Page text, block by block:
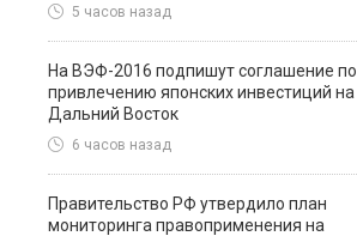
5 часов назад
На ВЭФ-2016 подпишут соглашение по
привлечению японских инвестиций на
Дальний Восток
6 часов назад
Правительство РФ утвердило план
мониторинга правоприменения на